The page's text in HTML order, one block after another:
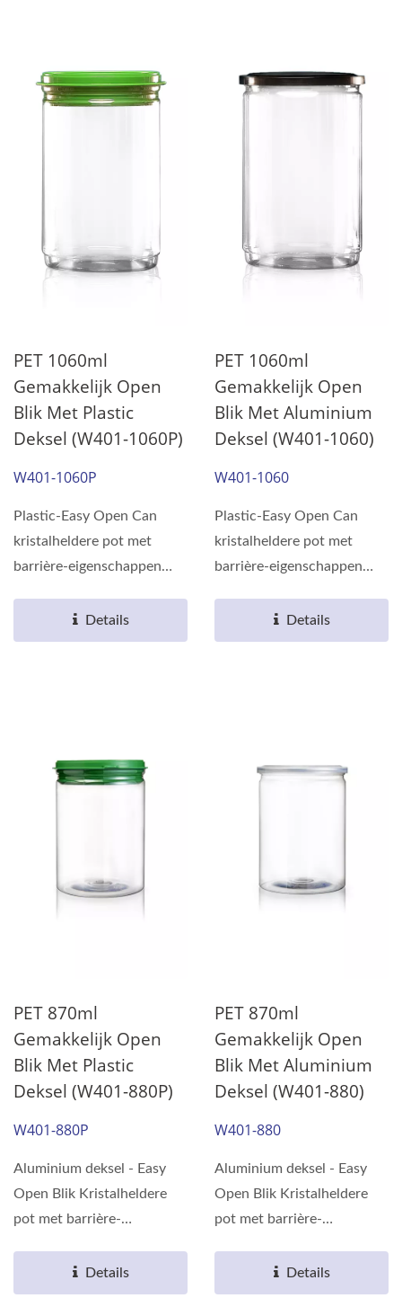
PET 1060ml
Gemakkelijk Open
Blik Met Plastic
Deksel (W401-1060P)
W401-1060P
Plastic-Easy Open Can
kristalheldere pot met
barrière-eigenschappen
milieuvriendelijk...
Details
PET 1060ml
Gemakkelijk Open
Blik Met Aluminium
Deksel (W401-1060)
W401-1060
Plastic-Easy Open Can
kristalheldere pot met
barrière-eigenschappen
milieuvriendelijk...
Details
PET 870ml
Gemakkelijk Open
Blik Met Plastic
Deksel (W401-880P)
W401-880P
Aluminium deksel - Easy
Open Blik Kristalheldere
pot met barrière-
van milieuvriendelijk...
Details
PET 870ml
Gemakkelijk Open
Blik Met Aluminium
Deksel (W401-880)
W401-880
Aluminium deksel - Easy
Open Blik Kristalheldere
pot met barrière-
van milieuvriendelijk...
Details